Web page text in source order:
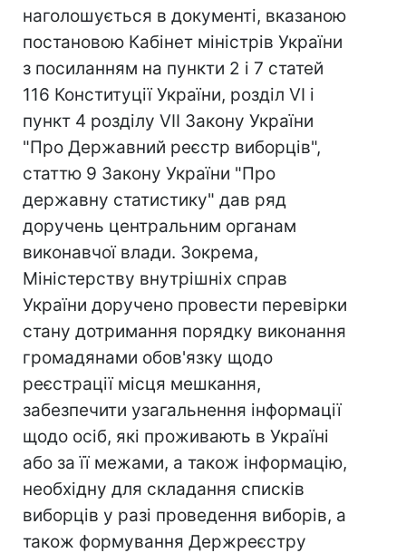
наголошується в документі, вказаною
постановою Кабінет міністрів України
з посиланням на пункти 2 і 7 статей
116 Конституції України, розділ VI і
пункт 4 розділу VII Закону України
"Про Державний реєстр виборців",
статтю 9 Закону України "Про
державну статистику" дав ряд
доручень центральним органам
виконавчої влади. Зокрема,
Міністерству внутрішніх справ
України доручено провести перевірки
стану дотримання порядку виконання
громадянами обов'язку щодо
реєстрації місця мешкання,
забезпечити узагальнення інформації
щодо осіб, які проживають в Україні
або за її межами, а також інформацію,
необхідну для складання списків
виборців у разі проведення виборів, а
також формування Держреєстру